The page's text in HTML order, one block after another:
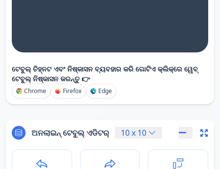
ଟେବୁଲ୍ ଚିହ୍ନଟ ଏବଂ ନିଷ୍କାସନ ବ୍ୟବହାର କରି ଗୋଟିଏ କ୍ଲିକ୍‌ରେ ୱେବ୍
ଟେବୁଲ୍ ନିଷ୍କାସନ କରନ୍ତୁ 👉
Chrome Firefox Edge
ଅନଲାଇନ୍ ଟେବୁଲ୍ ଏଡିଟର୍ 10x 10